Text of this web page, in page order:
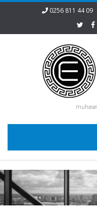
0256 811 44 09